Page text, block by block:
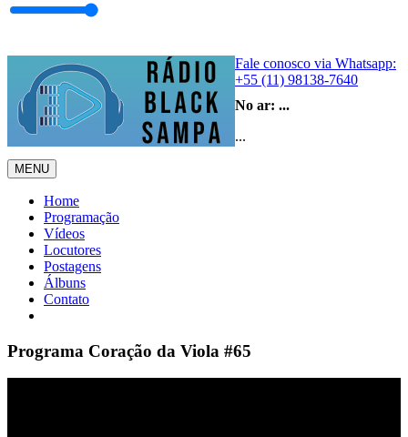
Fale conosco via Whatsapp:
+55 (11) 98138-7640
No ar: ...
...
MENU
Home
Programação
Vídeos
Locutores
Postagens
Álbuns
Contato
Programa Coração da Viola #65